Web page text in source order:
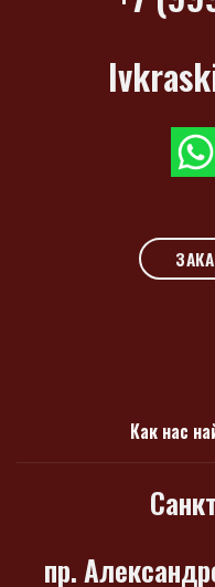
Как нас
пр.